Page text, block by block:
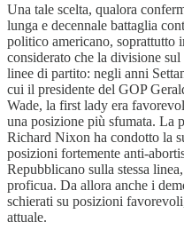
Una tale scelta, qualora
lunga e decennale battaglia
politico americano, soprattutto
considerato che la divisione
linee di partito: negli anni
cui il presidente del GOP
Wade, la first lady era
una posizione più sfumata. La
Richard Nixon ha condotto la
posizioni fortemente anti-
Repubblicano sulla stessa
proficua. Da allora anche i
schierati su posizioni
attuale.